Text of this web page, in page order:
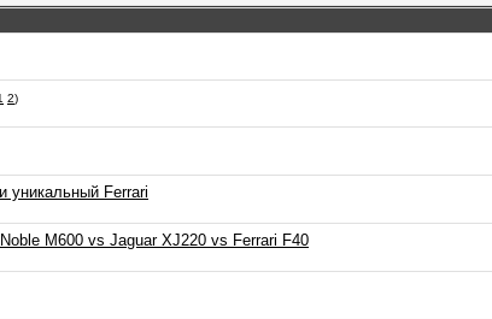
2)
уникальный Ferrari
M600 vs Jaguar XJ220 vs Ferrari F40